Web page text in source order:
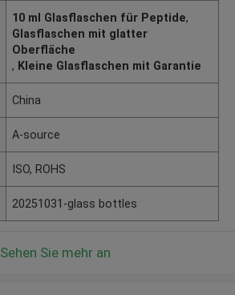
10 ml Glasflaschen für Peptide,
Glasflaschen mit glatter
Oberfläche
, Kleine Glasflaschen mit Garantie
China
A-source
ISO, ROHS
20251031-glass bottles
Sehen Sie mehr an